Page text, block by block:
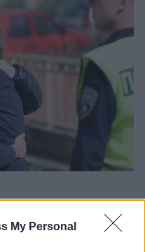
My Personal